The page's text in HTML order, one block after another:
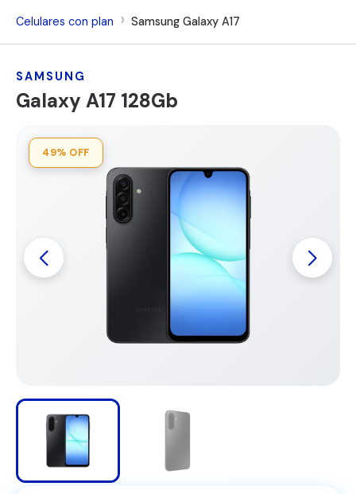
Celulares con plan Samsung Galaxy A17
SAMSUNG
Galaxy A17 128Gb
49% OFF